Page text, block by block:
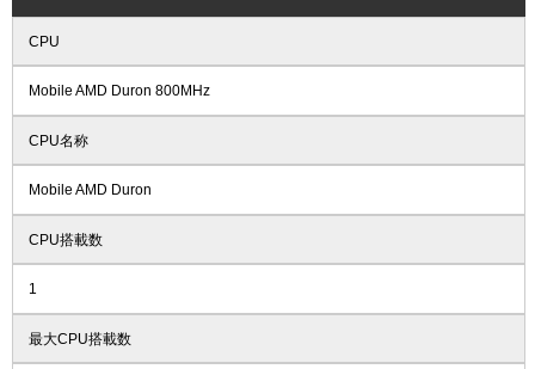
CPU
Mobile AMD Duron 800MHz
CPU名称
Mobile AMD Duron
CPU搭載数
1
最大CPU搭載数